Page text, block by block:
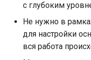
Конвертер
с глубоким
Не нужно в
для настройки
вся работа